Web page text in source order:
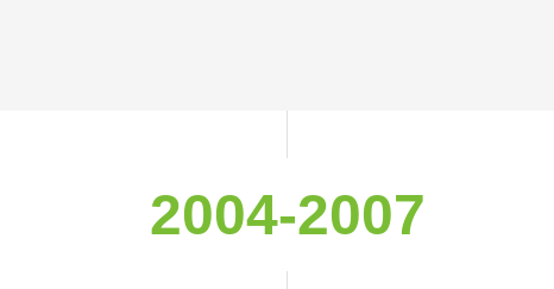
2004-2007